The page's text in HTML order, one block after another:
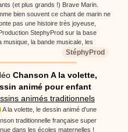
(et plus grands !) Brave Marin.
bien souvent ce chant de marin ne
pas une histoire très joyeuse,
StephyProd sur la base
musique, la bande musicale, les
StéphyProd
Chanson A la volette,
animé pour enfant
animés traditionnels
A la volette, le dessin animé d'une
traditionnelle française super
dans les écoles maternelles !